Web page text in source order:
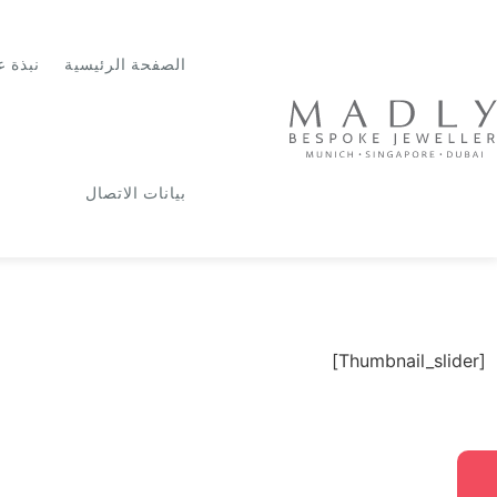
الصفحة الرئيسية نبذة
بيانات الاتصال
[Thumbnail_slider]